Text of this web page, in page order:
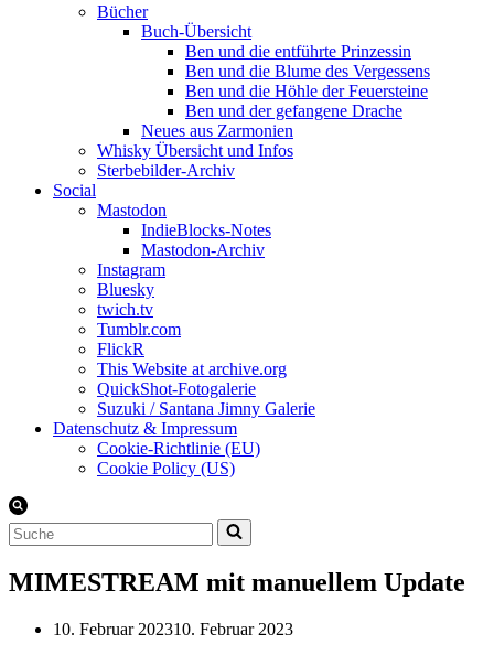
Bücher
Buch-Übersicht
Ben und die entführte Prinzessin
Ben und die Blume des Vergessens
Ben und die Höhle der Feuersteine
Ben und der gefangene Drache
Neues aus Zarmonien
Whisky Übersicht und Infos
Sterbebilder-Archiv
Social
Mastodon
IndieBlocks-Notes
Mastodon-Archiv
Instagram
Bluesky
twich.tv
Tumblr.com
FlickR
This Website at archive.org
QuickShot-Fotogalerie
Suzuki / Santana Jimny Galerie
Datenschutz & Impressum
Cookie-Richtlinie (EU)
Cookie Policy (US)
Suchen
nach …
MIMESTREAM mit manuellem Update
10. Februar 202310. Februar 2023